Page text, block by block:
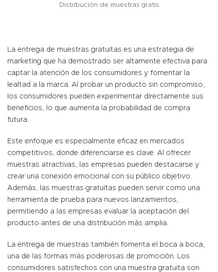
Distribución de muestras gratis
La entrega de muestras gratuitas es una estrategia de
marketing que ha demostrado ser altamente efectiva para
captar la atención de los consumidores y fomentar la
lealtad a la marca. Al probar un producto sin compromiso,
los consumidores pueden experimentar directamente sus
beneficios, lo que aumenta la probabilidad de compra
futura.
Este enfoque es especialmente eficaz en mercados
competitivos, donde diferenciarse es clave. Al ofrecer
muestras atractivas, las empresas pueden destacarse y
crear una conexión emocional con su público objetivo.
Además, las muestras gratuitas pueden servir como una
herramienta de prueba para nuevos lanzamientos,
permitiendo a las empresas evaluar la aceptación del
producto antes de una distribución más amplia.
La entrega de muestras también fomenta el boca a boca,
una de las formas más poderosas de promoción. Los
consumidores satisfechos con una muestra gratuita son